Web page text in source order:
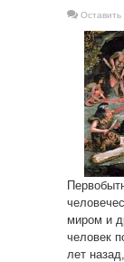
миром и
человек
лет